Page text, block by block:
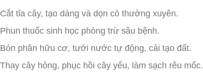
Cắt tỉa cây, tạo dáng và dọn cỏ thường xuyên.
Phun thuốc sinh học phòng trừ sâu bệnh.
Bón phân hữu cơ, tưới nước tự động, cải tạo đất.
Thay cây hỏng, phục hồi cây yếu, làm sạch rêu mốc.